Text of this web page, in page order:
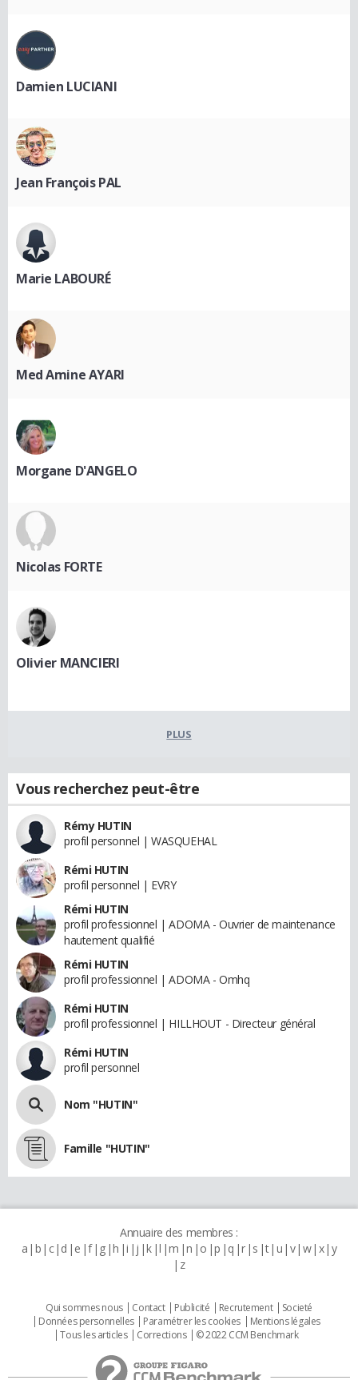
Damien LUCIANI
Jean François PAL
Marie LABOURÉ
Med Amine AYARI
Morgane D'ANGELO
Nicolas FORTE
Olivier MANCIERI
PLUS
Vous recherchez peut-être
Rémy HUTIN
profil personnel | WASQUEHAL
Rémi HUTIN
profil personnel | EVRY
Rémi HUTIN
profil professionnel | ADOMA - Ouvrier de maintenance
hautement qualifié
Rémi HUTIN
profil professionnel | ADOMA - Omhq
Rémi HUTIN
profil professionnel | HILLHOUT - Directeur général
Rémi HUTIN
profil personnel
Nom "HUTIN"
Famille "HUTIN"
Annuaire des membres :
a b c d e f g h i j k l m n o p q r s t u v w x y
z
Qui sommes nous Contact Publicité Recrutement
Societé
Données personnelles
Paramétrer les cookies
Mentions légales
Tous les articles
Corrections © 2022 CCM Benchmark